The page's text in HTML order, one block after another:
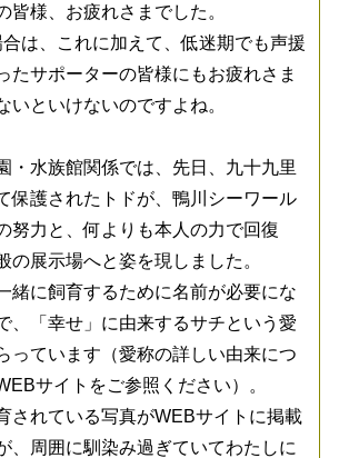
皆様、お疲れさまでした。
は、これに加えて、低迷期でも声援
たサポーターの皆様にもお疲れさま
いといけないのですよね。
・水族館関係では、先日、九十九里
保護されたトドが、鴨川シーワール
努力と、何よりも本人の力で回復
の展示場へと姿を現しました。
緒に飼育するために名前が必要にな
、「幸せ」に由来するサチという愛
っています（愛称の詳しい由来につ
サイトをご参照ください）。
されている写真がWEBサイトに掲載
、周囲に馴染み過ぎていてわたしに